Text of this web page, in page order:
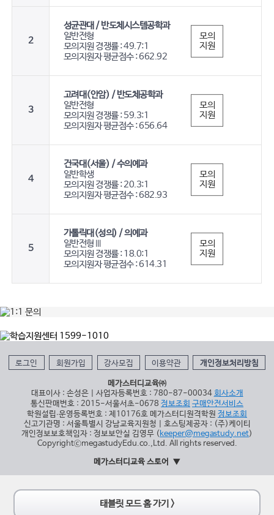
2
성균관대 / 반도체시스템공학과
일반전형
모의지원 경쟁률 : 49.7:1
모의지원자 평균점수 : 662.92
모의
지원
3
고려대(안암) / 반도체공학과
일반전형
모의지원 경쟁률 : 59.3:1
모의지원자 평균점수 : 656.64
모의
지원
4
건국대(서울) / 수의예과
일반학생
모의지원 경쟁률 : 20.3:1
모의지원자 평균점수 : 682.93
모의
지원
5
가톨릭대(성의) / 의예과
일반전형Ⅲ
모의지원 경쟁률 : 18.0:1
모의지원자 평균점수 : 614.31
모의
지원
로그인 회원가입 강사모집 이용약관 개인정보처리방침
메가스터디교육㈜
대표이사 : 손성은 | 사업자등록번호 : 780-87-00034 회사소개
통신판매번호 : 2015-서울서초-0678 정보조회 구매안전서비스
학원설립∙운영등록번호 : 제10176호 메가스터디원격학원 정보조회
신고기관명 : 서울특별시 강남교육지원청 | 호스팅제공자 : (주)케이티
개인정보보호책임자 : 정보보안실 김영무 (keeper@megastudy.net)
CopyrightⓒmegastudyEdu.co.,Ltd. All rights reserved.
메가스터디교육 스토어
태블릿 모드 홈 가기 >